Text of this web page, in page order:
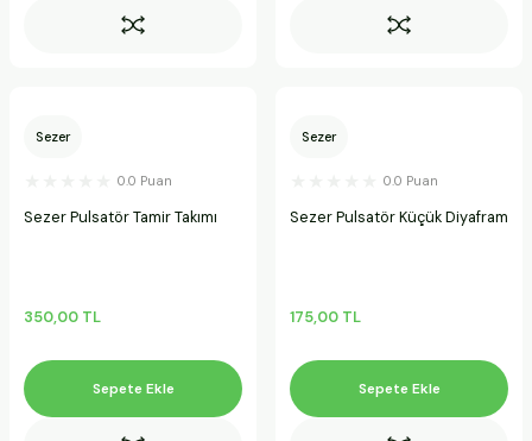
Sezer
0.0 Puan
Sezer Pulsatör Tamir Takımı
350,00 TL
Sepete Ekle
Sezer
0.0 Puan
Sezer Pulsatör Küçük Diyafram
175,00 TL
Sepete Ekle